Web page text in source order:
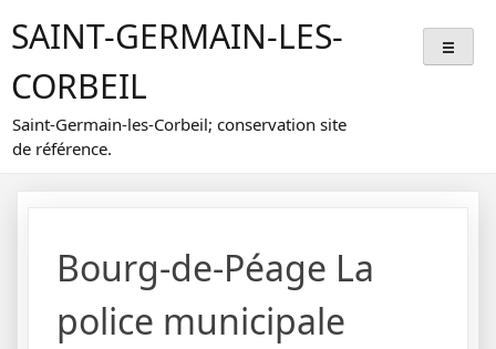
toSAINT-GERMAIN-LES-
CORBEIL
Saint-Germain-les-Corbeil; conservation site
de référence.
Bourg-de-Péage La
police municipale